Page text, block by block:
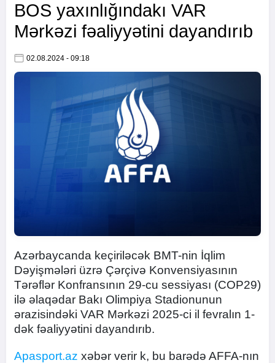
BOS yaxınlığındakı VAR
Mərkəzi fəaliyyətini dayandırıb
02.08.2024 - 09:18
Azərbaycanda keçiriləcək BMT-nin İqlim
Dəyişmələri üzrə Çərçivə Konvensiyasının
Tərəflər Konfransının 29-cu sessiyası (COP29)
ilə əlaqədar Bakı Olimpiya Stadionunun
ərazisindəki VAR Mərkəzi 2025-ci il fevralın 1-
dək fəaliyyətini dayandırıb.
Apasport.az xəbər verir k, bu barədə AFFA-nın